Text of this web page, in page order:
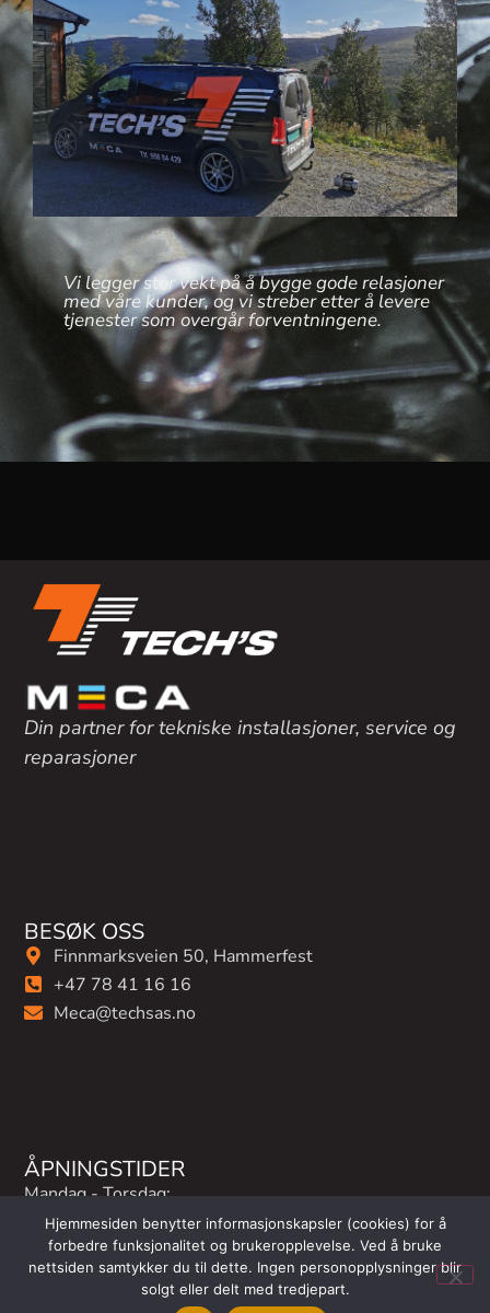
Vi legger stor vekt på å bygge gode relasjoner
med våre kunder, og vi streber etter å levere
tjenester som overgår forventningene.
Din partner for tekniske installasjoner, service og
reparasjoner
BESØK OSS
Finnmarksveien 50, Hammerfest
+47 78 41 16 16
Meca@techsas.no
ÅPNINGSTIDER
Mandag - Torsdag:
07:30-16:30
Fredag:
07:30-16:00
Hjemmesiden benytter informasjonskapsler (cookies) for å
forbedre funksjonalitet og brukeropplevelse. Ved å bruke
nettsiden samtykker du til dette. Ingen personopplysninger blir
solgt eller delt med tredjepart.